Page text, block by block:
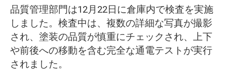
品質管理部門は12月22日に倉庫内で検査を実施
しました。検査中は、複数の詳細な写真が撮影
され、塗装の品質が慎重にチェックされ、上下
や前後への移動を含む完全な通電テストが実行
されました。